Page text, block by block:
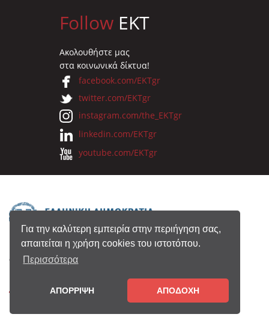
Για την καλύτερη εμπειρία στην περιήγηση σας,
απαιτείται η χρήση cookies του ιστοτόπου.
Περισσότερα
ΑΠΟΡΡΙΨΗ ΑΠΟΔΟΧΗ
Follow EKT
Ακολουθήστε μας
στα κοινωνικά δίκτυα!
facebook.com/EKTgr
twitter.com/EKTgr
instagram.com/the_EKTgr
linkedin.com/EKTgr
youtube.com/EKTgr
© 2026 Eθνικό Κέντρο Τεκμηρίωσης
Όροι Χρήσης•Πολιτική Απορρήτου •Copyright